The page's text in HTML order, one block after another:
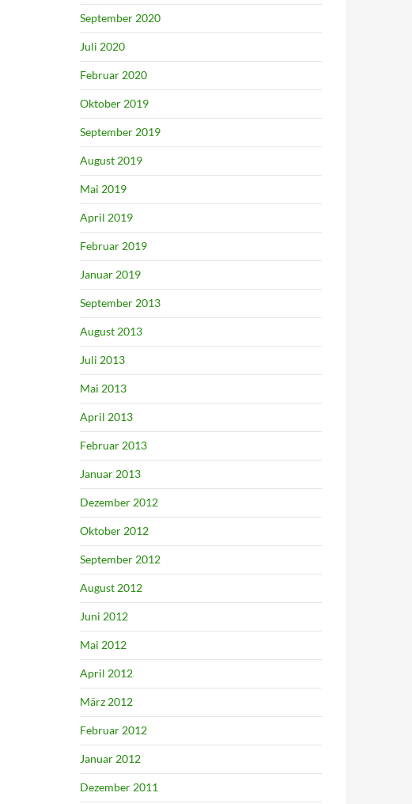
September 2020
Juli 2020
Februar 2020
Oktober 2019
September 2019
August 2019
Mai 2019
April 2019
Februar 2019
Januar 2019
September 2013
August 2013
Juli 2013
Mai 2013
April 2013
Februar 2013
Januar 2013
Dezember 2012
Oktober 2012
September 2012
August 2012
Juni 2012
Mai 2012
April 2012
März 2012
Februar 2012
Januar 2012
Dezember 2011